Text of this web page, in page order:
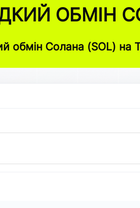
ОБМІН
обмін Солана (SOL) на